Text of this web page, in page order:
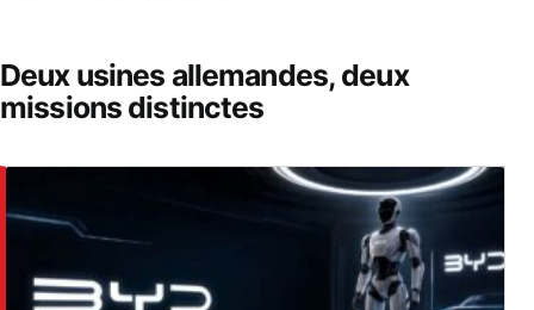
Deux usines allemandes, deux
missions distinctes